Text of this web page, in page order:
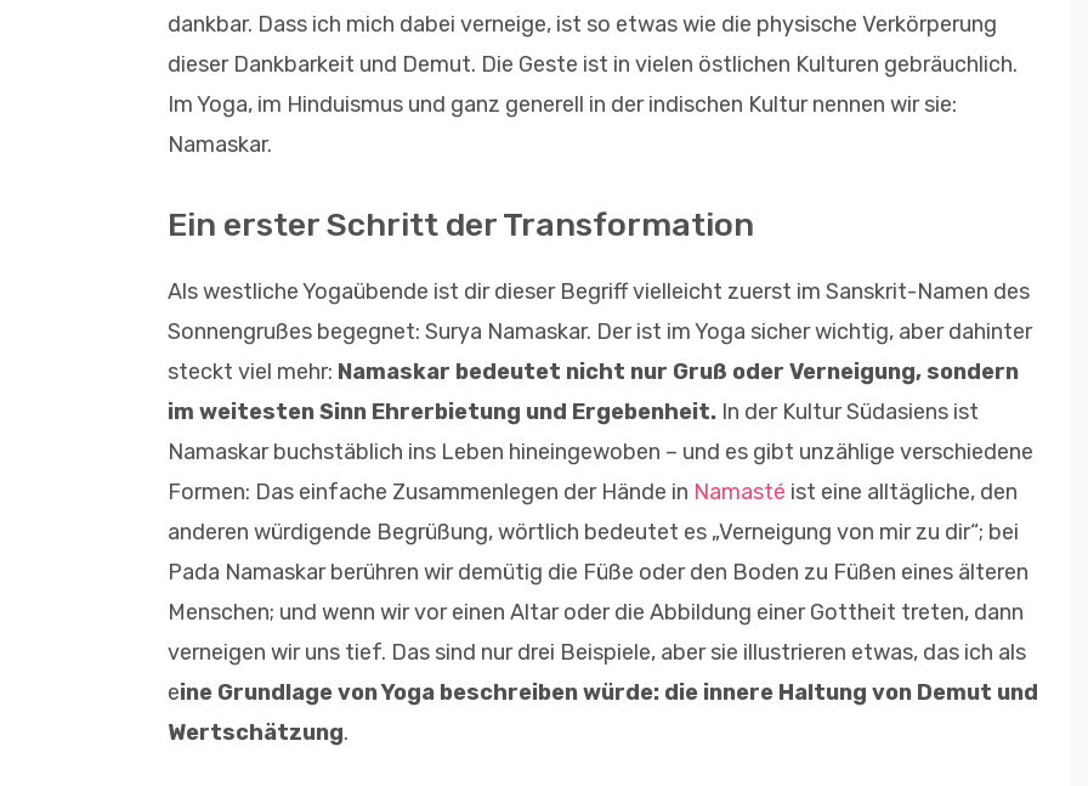
dankbar. Dass ich mich dabei verneige, ist so etwas wie die physische Verkörperung
dieser Dankbarkeit und Demut. Die Geste ist in vielen östlichen Kulturen gebräuchlich.
Im Yoga, im Hinduismus und ganz generell in der indischen Kultur nennen wir sie:
Namaskar.
Ein erster Schritt der Transformation
Als westliche Yogaübende ist dir dieser Begriff vielleicht zuerst im Sanskrit-Namen des
Sonnengrußes begegnet: Surya Namaskar. Der ist im Yoga sicher wichtig, aber dahinter
steckt viel mehr: Namaskar bedeutet nicht nur Gruß oder Verneigung, sondern
im weitesten Sinn Ehrerbietung und Ergebenheit. In der Kultur Südasiens ist
Namaskar buchstäblich ins Leben hineingewoben – und es gibt unzählige verschiedene
Formen: Das einfache Zusammenlegen der Hände in Namasté ist eine alltägliche, den
anderen würdigende Begrüßung, wörtlich bedeutet es „Verneigung von mir zu dir“; bei
Pada Namaskar berühren wir demütig die Füße oder den Boden zu Füßen eines älteren
Menschen; und wenn wir vor einen Altar oder die Abbildung einer Gottheit treten, dann
verneigen wir uns tief. Das sind nur drei Beispiele, aber sie illustrieren etwas, das ich als
eine Grundlage von Yoga beschreiben würde: die innere Haltung von Demut und
Wertschätzung.